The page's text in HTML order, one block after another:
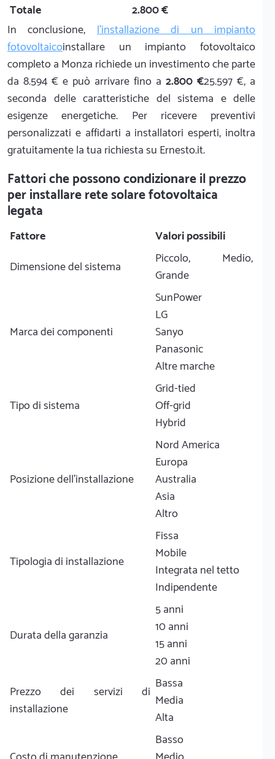
Totale
2.800 €
In conclusione,l'installazione di un impianto
fotovoltaicoinstallare un impianto fotovoltaico
completo a Monza richiede un investimento che parte
da 8.594 € e può arrivare fino a 2.800 €25.597 €, a
seconda delle caratteristiche del sistema e delle
esigenze energetiche. Per ricevere preventivi
personalizzati e affidarti a installatori esperti, inoltra
gratuitamente la tua richiesta su Ernesto.it.
Fattori che possono condizionare il prezzo
per installare rete solare fotovoltaica
legata
Fattore
Valori possibili
Dimensione del sistema
Piccolo, Medio,
Grande
Marca dei componenti
SunPower
LG
Sanyo
Panasonic
Altre marche
Tipo di sistema
Grid-tied
Off-grid
Hybrid
Posizione dell'installazione
Nord America
Europa
Australia
Asia
Altro
Tipologia di installazione
Fissa
Mobile
Integrata nel tetto
Indipendente
Durata della garanzia
5 anni
10 anni
15 anni
20 anni
Prezzo dei servizi di
installazione
Bassa
Media
Alta
Basso